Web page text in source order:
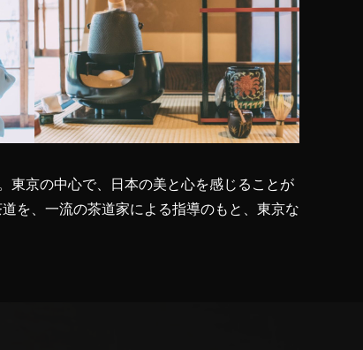
東京の中心で、日本の美と心を感じることが
を、一流の茶道家による指導のもと、東京な